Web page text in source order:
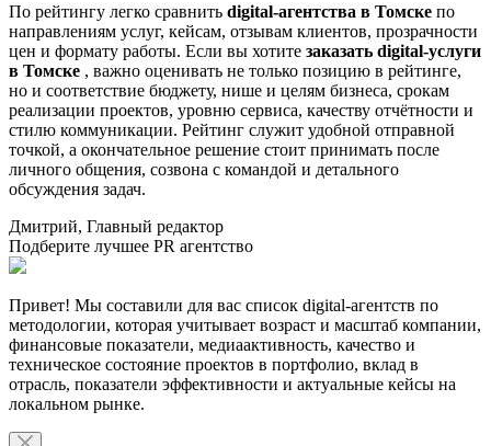
По рейтингу легко сравнить digital-агентства в Томске по
направлениям услуг, кейсам, отзывам клиентов, прозрачности
цен и формату работы. Если вы хотите заказать digital-услуги
в Томске , важно оценивать не только позицию в рейтинге,
но и соответствие бюджету, нише и целям бизнеса, срокам
реализации проектов, уровню сервиса, качеству отчётности и
стилю коммуникации. Рейтинг служит удобной отправной
точкой, а окончательное решение стоит принимать после
личного общения, созвона с командой и детального
обсуждения задач.
Дмитрий, Главный редактор
Подберите лучшее PR агентство
Привет! Мы составили для вас список digital-агентств по
методологии, которая учитывает возраст и масштаб компании,
финансовые показатели, медиаактивность, качество и
техническое состояние проектов в портфолио, вклад в
отрасль, показатели эффективности и актуальные кейсы на
локальном рынке.